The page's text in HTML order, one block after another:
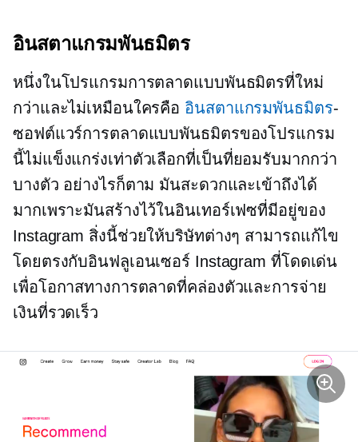
อินสตาแกรมพันธมิตร
หนึ่งในโปรแกรมการตลาดแบบพันธมิตรที่ใหม่
กว่าและไม่เหมือนใครคือ อินสตาแกรมพันธมิตร-
ซอฟต์แวร์การตลาดแบบพันธมิตรของโปรแกรม
นี้ไม่แข็งแกร่งเท่าตัวเลือกที่เป็นที่ยอมรับมากกว่า
บางตัว อย่างไรก็ตาม มันสะดวกและเข้าถึงได้
มากเพราะมันสร้างไว้ในอินเทอร์เฟซที่มีอยู่ของ
Instagram สิ่งนี้ช่วยให้บริษัทต่างๆ สามารถแก้ไข
โดยตรงกับอินฟลูเอนเซอร์ Instagram ที่โดดเด่น
เพื่อโอกาสทางการตลาดที่คล่องตัวและการจ่าย
เงินที่รวดเร็ว